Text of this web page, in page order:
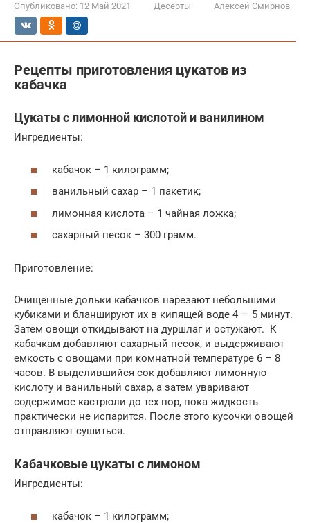
Опубликовано: 12 Май 2021 Десерты Алексей Смирнов
Рецепты приготовления цукатов из
кабачка
Цукаты с лимонной кислотой и ванилином
Ингредиенты:
кабачок – 1 килограмм;
ванильный сахар – 1 пакетик;
лимонная кислота – 1 чайная ложка;
сахарный песок – 300 грамм.
Приготовление:
Очищенные дольки кабачков нарезают небольшими
кубиками и бланшируют их в кипящей воде 4 — 5 минут.
Затем овощи откидывают на дуршлаг и остужают. К
кабачкам добавляют сахарный песок, и выдерживают
емкость с овощами при комнатной температуре 6 – 8
часов. В выделившийся сок добавляют лимонную
кислоту и ванильный сахар, а затем уваривают
содержимое кастрюли до тех пор, пока жидкость
практически не испарится. После этого кусочки овощей
отправляют сушиться.
Кабачковые цукаты с лимоном
Ингредиенты:
кабачок – 1 килограмм;